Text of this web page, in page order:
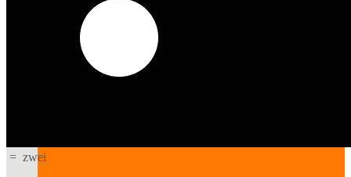
Literatur & Film
= zwei